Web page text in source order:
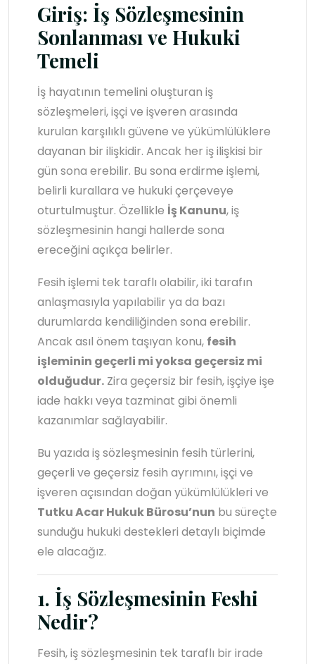
Giriş: İş Sözleşmesinin
Sonlanması ve Hukuki
Temeli
İş hayatının temelini oluşturan iş
sözleşmeleri, işçi ve işveren arasında
kurulan karşılıklı güvene ve yükümlülüklere
dayanan bir ilişkidir. Ancak her iş ilişkisi bir
gün sona erebilir. Bu sona erdirme işlemi,
belirli kurallara ve hukuki çerçeveye
oturtulmuştur. Özellikle İş Kanunu, iş
sözleşmesinin hangi hallerde sona
ereceğini açıkça belirler.
Fesih işlemi tek taraflı olabilir, iki tarafın
anlaşmasıyla yapılabilir ya da bazı
durumlarda kendiliğinden sona erebilir.
Ancak asıl önem taşıyan konu, fesih
işleminin geçerli mi yoksa geçersiz mi
olduğudur. Zira geçersiz bir fesih, işçiye işe
iade hakkı veya tazminat gibi önemli
kazanımlar sağlayabilir.
Bu yazıda iş sözleşmesinin fesih türlerini,
geçerli ve geçersiz fesih ayrımını, işçi ve
işveren açısından doğan yükümlülükleri ve
Tutku Acar Hukuk Bürosu’nun bu süreçte
sunduğu hukuki destekleri detaylı biçimde
ele alacağız.
1. İş Sözleşmesinin Feshi
Nedir?
Fesih, iş sözleşmesinin tek taraflı bir irade